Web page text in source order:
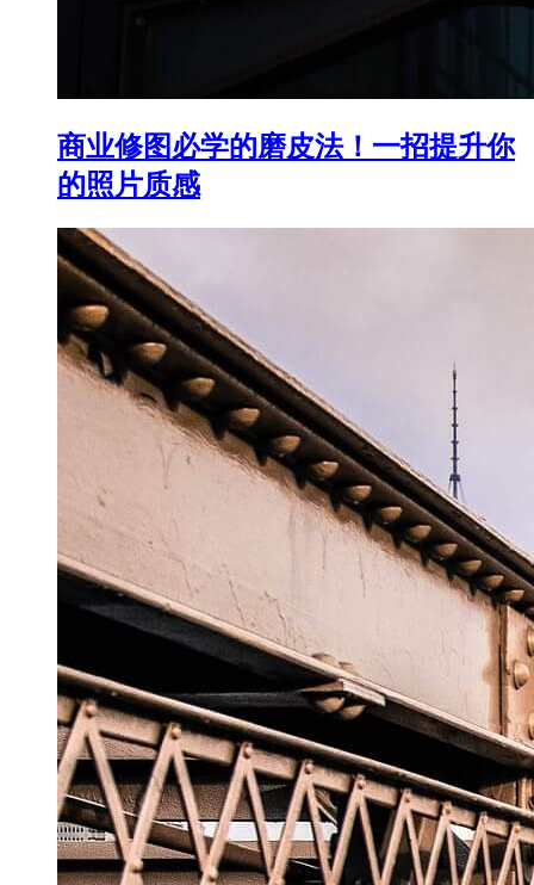
商业修图必学的磨皮法！一招提升你
的照片质感